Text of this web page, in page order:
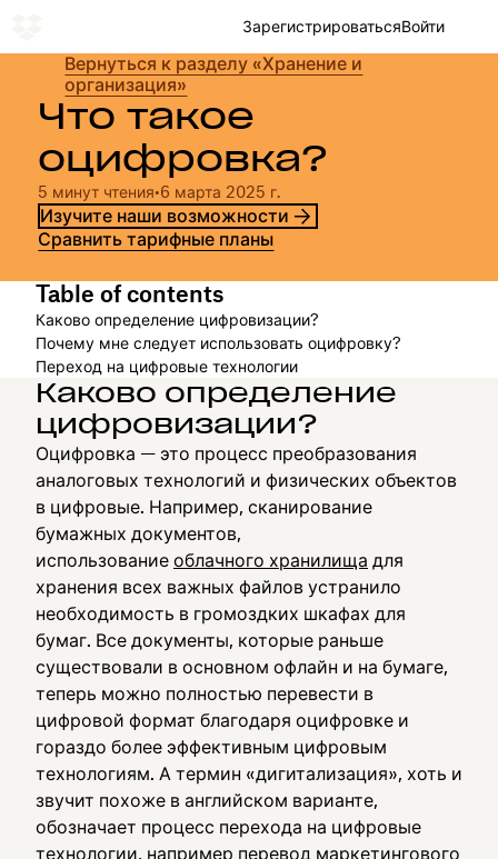
ЗарегистрироватьсяВойти
Вернуться к разделу «Хранение и
организация»
Что такое
оцифровка?
5 минут чтения•6 марта 2025 г.
Изучите наши возможности
Сравнить тарифные планы
Table of contents
Каково определение цифровизации?
Почему мне следует использовать оцифровку?
Переход на цифровые технологии
Каково определение
цифровизации?
Оцифровка — это процесс преобразования
аналоговых технологий и физических объектов
в цифровые. Например, сканирование
бумажных документов,
использование облачного хранилища для
хранения всех важных файлов устранило
необходимость в громоздких шкафах для
бумаг. Все документы, которые раньше
существовали в основном офлайн и на бумаге,
теперь можно полностью перевести в
цифровой формат благодаря оцифровке и
гораздо более эффективным цифровым
технологиям. А термин «дигитализация», хоть и
звучит похоже в английском варианте,
обозначает процесс перехода на цифровые
технологии, например перевод маркетингового